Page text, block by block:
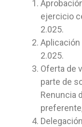
ejercicio
2.025.
2.025.
Oferta de
parte de
Renuncia